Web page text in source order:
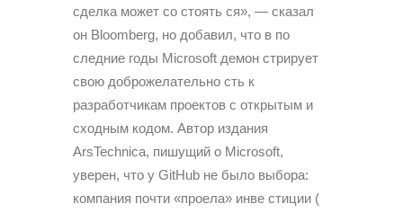
сделка может со стоять ся», — сказал
он Bloomberg, но добавил, что в по
следние годы Microsoft демон стрирует
свою доброжелательно сть к
разработчикам проектов с открытым и
сходным кодом. Автор издания
ArsTechnica, пишущий о Microsoft,
уверен, что у GitHub не было выбора:
компания почти «проела» инве стиции (